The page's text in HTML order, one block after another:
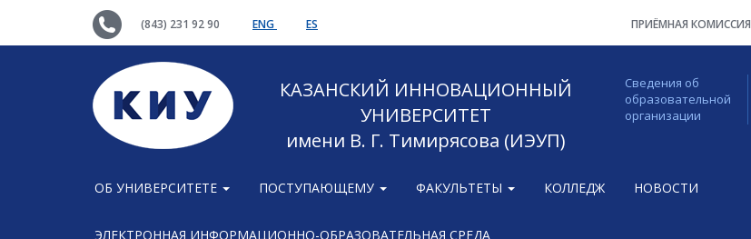
(843) 231 92 90 ENG ES ПРИЁМНАЯ КОМИССИЯ
КАЗАНСКИЙ ИННОВАЦИОННЫЙ
УНИВЕРСИТЕТ
имени В. Г. Тимирясова (ИЭУП)
Сведения об
образовательной
организации
ОБ УНИВЕРСИТЕТЕ ПОСТУПАЮЩЕМУ ФАКУЛЬТЕТЫ КОЛЛЕДЖ НОВОСТИ
ЭЛЕКТРОННАЯ ИНФОРМАЦИОННО-ОБРАЗОВАТЕЛЬНАЯ СРЕДА